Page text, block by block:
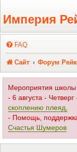
Регистрация
Империя
FAQ
Сайт Форум
Мероприятия школы
- 6 августа - Четверг
скоплению плеяд,
- Помощь,
Счастья Шумеров